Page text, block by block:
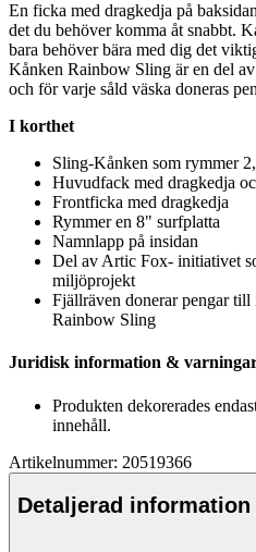
En ficka med dragkedja på
det du behöver komma åt snabbt.
bara behöver bära med dig det
Kånken Rainbow Sling är en del
och för varje såld väska doneras pe
I korthet
Sling-Kånken som rymmer
Huvudfack med dragkedja
Frontficka med dragkedja
Rymmer en 8" surfplatta
Namnlapp på insidan
Del av Artic Fox- initiativet
miljöprojekt
Fjällräven donerarpengar till
Rainbow Sling
Juridisk information &
Produkten dekorerades
innehåll.
Artikelnummer: 20519366
Detaljerad information